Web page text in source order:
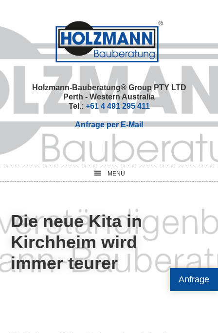
Anfrage
primary
navigation
main
primary
footer
Holzmann-Bauberatung® Group PTY LTD
Perth - Western Australia
Tel.: +61 4 491 295 411
Anfrage per E-Mail
MENU
Die neue Kita in
Kirchheim wird
immer teurer